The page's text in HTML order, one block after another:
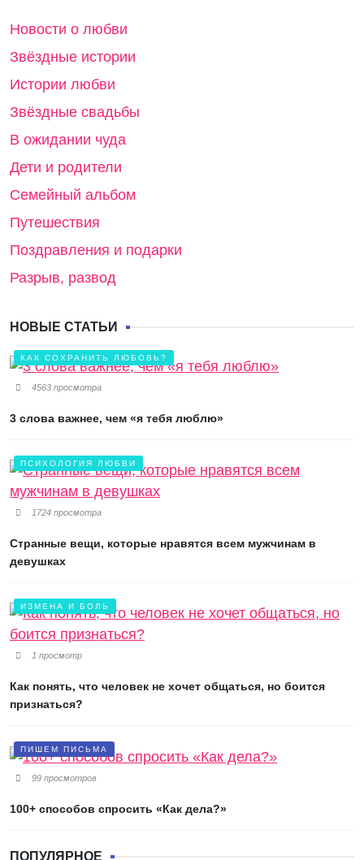
Новости о любви
Звёздные истории
Истории любви
Звёздные свадьбы
В ожидании чуда
Дети и родители
Семейный альбом
Путешествия
Поздравления и подарки
Разрыв, развод
НОВЫЕ СТАТЬИ
КАК СОХРАНИТЬ ЛЮБОВЬ?
4563 просмотра
3 слова важнее, чем «я тебя люблю»
ПСИХОЛОГИЯ ЛЮБВИ
1724 просмотра
Странные вещи, которые нравятся всем мужчинам в
девушках
ИЗМЕНА И БОЛЬ
1 просмотр
Как понять, что человек не хочет общаться, но боится
признаться?
ПИШЕМ ПИСЬМА
99 просмотров
100+ способов спросить «Как дела?»
ПОПУЛЯРНОЕ